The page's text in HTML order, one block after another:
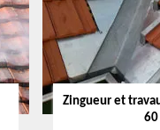
Zingueur et
60